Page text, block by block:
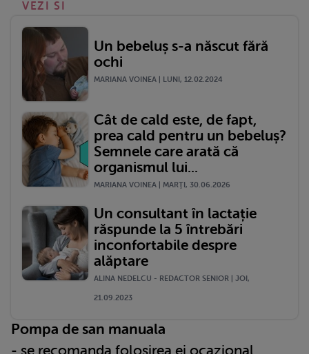
VEZI SI
Un bebeluș s-a născut fără
ochi
MARIANA VOINEA | LUNI, 12.02.2024
Cât de cald este, de fapt,
prea cald pentru un bebeluș?
Semnele care arată că
organismul lui...
MARIANA VOINEA | MARŢI, 30.06.2026
Un consultant în lactație
răspunde la 5 întrebări
inconfortabile despre
alăptare
ALINA NEDELCU - REDACTOR SENIOR | JOI,
21.09.2023
Pompa de san manuala
- se recomanda folosirea ei ocazional